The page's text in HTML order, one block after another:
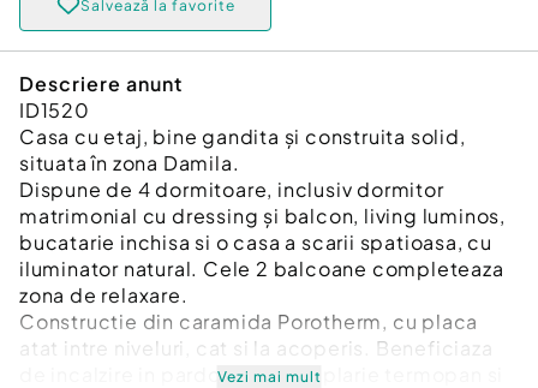
Salvează la favorite
Descriere anunt
ID1520
Casa cu etaj, bine gandita și construita solid,
situata în zona Damila.
Dispune de 4 dormitoare, inclusiv dormitor
matrimonial cu dressing și balcon, living luminos,
bucatarie inchisa si o casa a scarii spatioasa, cu
iluminator natural. Cele 2 balcoane completeaza
zona de relaxare.
Constructie din caramida Porotherm, cu placa
atat intre niveluri, cat si la acoperis. Beneficiaza
de incalzire in pardoseala, tamplarie termopan si
Vezi mai mult